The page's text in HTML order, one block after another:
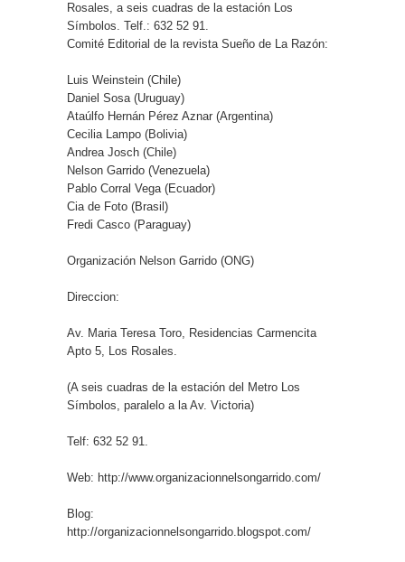
Rosales, a seis cuadras de la estación Los
Símbolos. Telf.: 632 52 91.
Comité Editorial de la revista Sueño de La Razón:
Luis Weinstein (Chile)
Daniel Sosa (Uruguay)
Ataúlfo Hernán Pérez Aznar (Argentina)
Cecilia Lampo (Bolivia)
Andrea Josch (Chile)
Nelson Garrido (Venezuela)
Pablo Corral Vega (Ecuador)
Cia de Foto (Brasil)
Fredi Casco (Paraguay)
Organización Nelson Garrido (ONG)
Direccion:
Av. Maria Teresa Toro, Residencias Carmencita
Apto 5, Los Rosales.
(A seis cuadras de la estación del Metro Los
Símbolos, paralelo a la Av. Victoria)
Telf: 632 52 91.
Web: http://www.organizacionnelsongarrido.com/
Blog:
http://organizacionnelsongarrido.blogspot.com/